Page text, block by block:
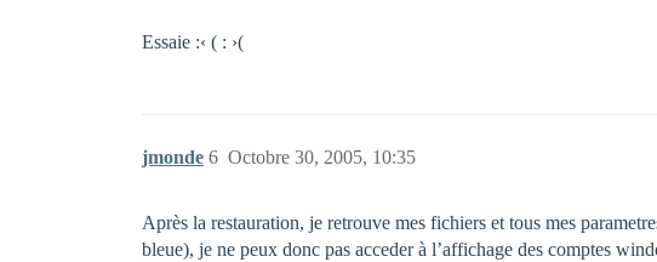
Essaie :‹ ( : ›(
jmonde Octobre 30, 2005, 10:35
6
Après la restauration, je retrouve mes fichiers et tous mes
bleue), je ne peux donc pas acceder à l’affichage des comptes